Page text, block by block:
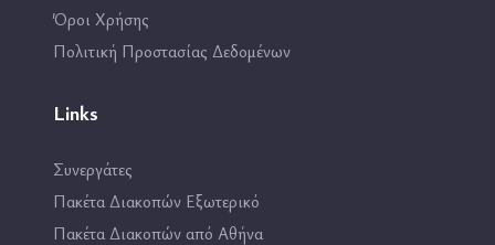
Όροι Χρήσης
Πολιτική Προστασίας Δεδομένων
Links
Συνεργάτες
Πακέτα Διακοπών Εξωτερικό
Πακέτα Διακοπών από Αθήνα